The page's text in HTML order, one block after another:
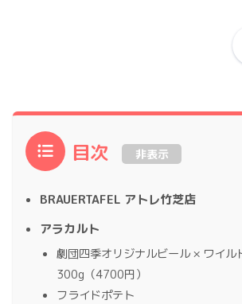
目次 非表示
BRAUERTAFEL アトレ竹芝店
アラカルト
劇団四季オリジナルビール × ワイル
300g（4700円）
フライドポテト